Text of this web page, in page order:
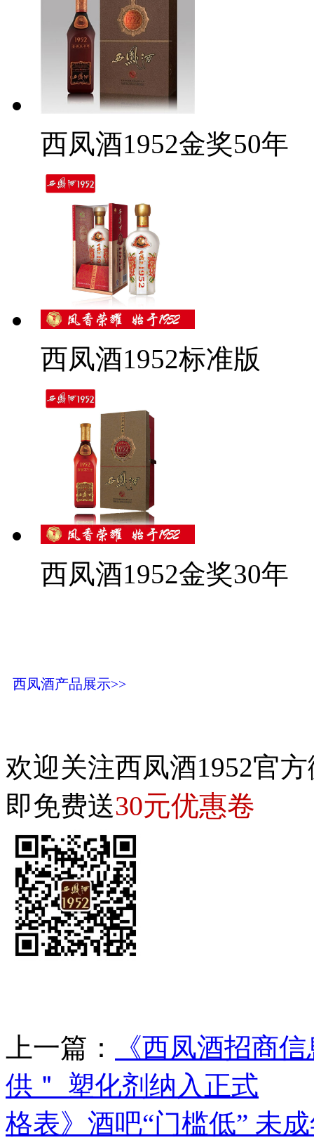
西凤酒1952金奖50年
西凤酒1952标准版
西凤酒1952金奖30年
西凤酒产品展示>>
欢迎关注西凤酒1952官
即免费送30元优惠卷
上一篇：
《西凤酒招商
供＂ 塑化剂纳入正式
格表》酒吧“门槛低” 未